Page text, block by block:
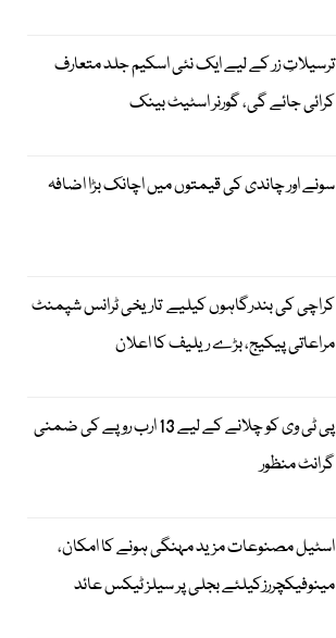
ترسیلاتِ زر کے لیے ایک نئی اسکیم جلد متعارف
کرائی جائے گی، گورنر اسٹیٹ بینک
سونے اور چاندی کی قیمتوں میں اچانک بڑا اضافہ
کراچی کی بندرگاہوں کیلیے تاریخی ٹرانس شپمنٹ
مراعاتی پیکیج، بڑے ریلیف کا اعلان
پی ٹی وی کو چلانے کے لیے 13 ارب روپے کی ضمنی
گرانٹ منظور
اسٹیل مصنوعات مزید مہنگی ہونے کا امکان،
مینوفیکچررزکیلئے بجلی پر سیلز ٹیکس عائد